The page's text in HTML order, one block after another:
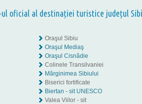
oficial al destinației turistice județul
Oraşul Sibiu
Oraşul Mediaş
Oraşul Cisnădie
Colinele Transilvaniei
Mărginimea Sibiului
Biserici fortificate
Biertan - sit UNESCO
Valea Viilor - sit